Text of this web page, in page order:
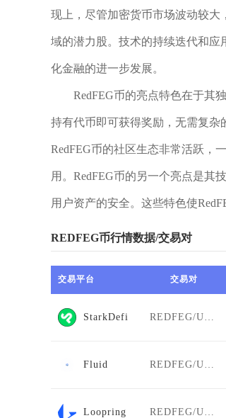
现上，尽管加密货币市场波动较大
域的潜力股。技术的持续迭代和应
化金融的进一步发展。
RedFEG币的亮点特色在于其
持有代币即可获得奖励，无需复杂
RedFEG币的社区生态非常活跃，
用。RedFEG币的另一个亮点是其
用户资产的安全。这些特色使
REDFEG币行情数据/交易对
交易平台 交易对
StarkDefi REDFEG/USDT
Fluid REDFEG/USDT
Loopring REDFEG/USDT